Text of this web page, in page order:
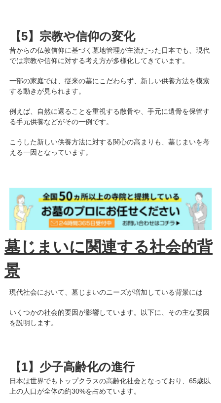
【5】宗教や信仰の変化
昔からの仏教信仰に基づく墓地管理が主流だった日本でも、現代
では宗教や信仰に対する考え方が多様化してきています。
一部の家庭では、従来の墓にこだわらず、新しい供養方法を模索
する動きが見られます。
例えば、自然に還ることを重視する散骨や、手元に遺骨を保管す
る手元供養などがその一例です。
こうした新しい供養方法に対する関心の高まりも、墓じまいを考
える一因となっています。
墓じまいに関連する社会的背
景
現代社会において、墓じまいのニーズが増加している背景には
いくつかの社会的要因が影響しています。以下に、その主な要因
を説明します。
【1】少子高齢化の進行
日本は世界でもトップクラスの高齢化社会となっており、65歳以
上の人口が全体の約30%を占めています。